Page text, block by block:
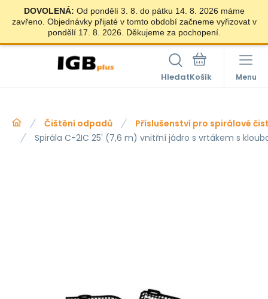
DOVOLENÁ: Od pondělí 3. 8. do pátku 14. 8. 2026 máme
zavřeno. Objednávky přijaté v tomto období začneme vyřizovat v
pondělí 17. 8. 2026. Děkujeme za pochopení.
Hledat Menu
Čištění odpadů
Příslušenství pro spirálové
Spirála C-2IC 25' (7,6 m) vnitřní jádro s vrtákem s